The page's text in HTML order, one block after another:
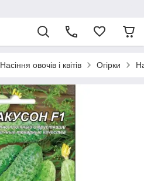
Насіння овочів і квітів Огірки